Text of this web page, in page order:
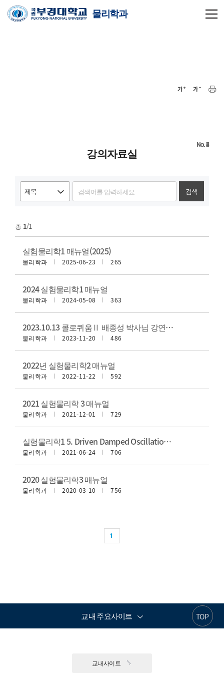
물리학과
강의자료실
검색
총 1/1
7
실험물리학1 매뉴얼(2025)
물리학과 2025-06-23 265
6
2024 실험물리학1 매뉴얼
물리학과 2024-05-08 363
5
2023.10.13 콜로퀴움Ⅱ 배종성 박사님 강연자료
물리학과 2023-11-20 486
4
2022년 실험물리학2 매뉴얼
물리학과 2022-11-22 592
3
2021 실험물리학 3 매뉴얼
물리학과 2021-12-01 729
2
실험물리학1 5. Driven Damped Oscillations 매뉴얼
물리학과 2021-06-24 706
1
2020 실험물리학3 매뉴얼
물리학과 2020-03-10 756
1
TOP
교내 주요사이트
교내사이트